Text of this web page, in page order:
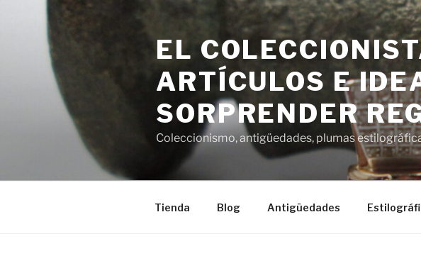
contenido
EL
ARTÍCULOS E
SORPRENDER
Coleccionismo, antigüedades, plumas
Tienda Blog Antigüedades